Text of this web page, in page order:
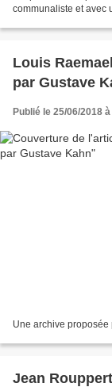
communaliste et avec
Louis
par Gustave
Publié le 25/06/2018
Une archive
Jean